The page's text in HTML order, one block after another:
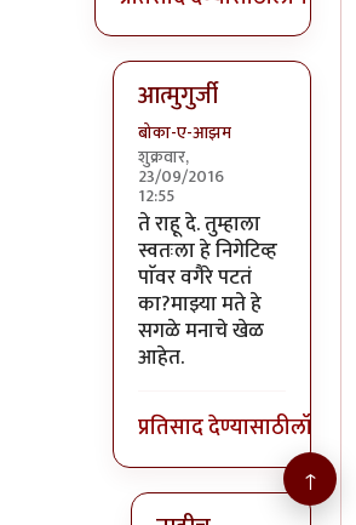
आत्मुगुर्जी
बोका-ए-आझम
शुक्रवार,
23/09/2016
12:55
In reply to@तस्मात्
ते राहू दे. तुम्हाला
स्वतःला हे निगेटिव्ह
पाॅवर वगैरे पटतं
का?माझ्या मते हे
सगळे मनाचे खेळ
आहेत.
प्रतिसाद देण्यासाठीलॉग
↑